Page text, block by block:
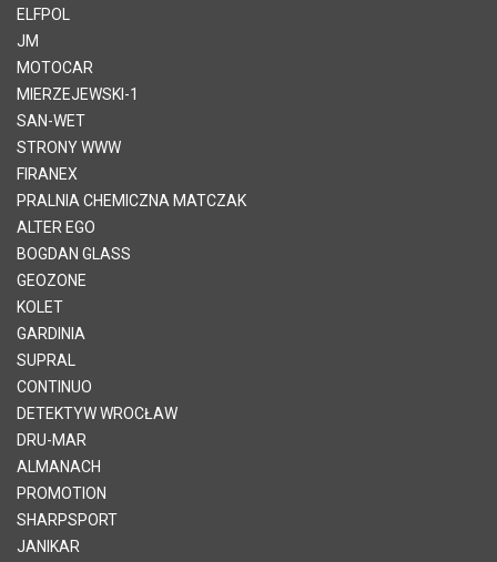
ELFPOL
JM
MOTOCAR
MIERZEJEWSKI-1
SAN-WET
STRONY WWW
FIRANEX
PRALNIA CHEMICZNA MATCZAK
ALTER EGO
BOGDAN GLASS
GEOZONE
KOLET
GARDINIA
SUPRAL
CONTINUO
DETEKTYW WROCŁAW
DRU-MAR
ALMANACH
PROMOTION
SHARPSPORT
JANIKAR